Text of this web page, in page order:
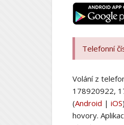
Telefonní
Volání z
178920922,
(Android | iOS
hovory.